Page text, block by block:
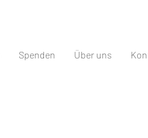
Spenden Über uns